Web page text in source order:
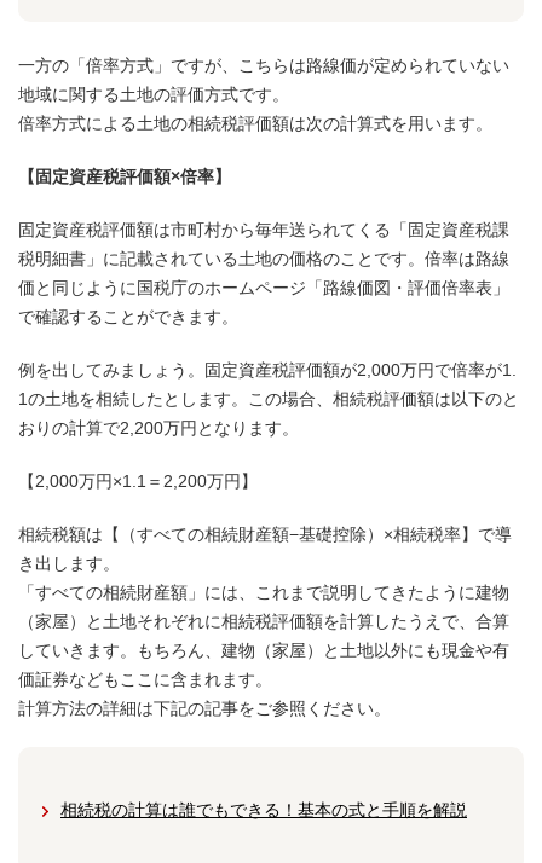
一方の「倍率方式」ですが、こちらは路線価が定められていない
地域に関する土地の評価方式です。
倍率方式による土地の相続税評価額は次の計算式を用います。
【固定資産税評価額×倍率】
固定資産税評価額は市町村から毎年送られてくる「固定資産税課
税明細書」に記載されている土地の価格のことです。倍率は路線
価と同じように国税庁のホームページ「路線価図・評価倍率表」
で確認することができます。
例を出してみましょう。固定資産税評価額が2,000万円で倍率が1.
1の土地を相続したとします。この場合、相続税評価額は以下のと
おりの計算で2,200万円となります。
【2,000万円×1.1＝2,200万円】
相続税額は【（すべての相続財産額−基礎控除）×相続税率】で導
き出します。
「すべての相続財産額」には、これまで説明してきたように建物
（家屋）と土地それぞれに相続税評価額を計算したうえで、合算
していきます。もちろん、建物（家屋）と土地以外にも現金や有
価証券などもここに含まれます。
計算方法の詳細は下記の記事をご参照ください。
相続税の計算は誰でもできる！基本の式と手順を解説